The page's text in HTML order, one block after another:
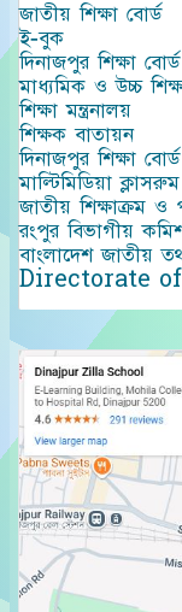
জাতীয় শিক্ষা বোর্ড
ই-বুক
দিনাজপুর শিক্ষা
মাধ্যমিক ও উচ্চ
শিক্ষা মন্ত্রনালয়
শিক্ষক বাতায়ন
দিনাজপুর শিক্ষা বোর্ড
মাল্টিমিডিয়া
জাতীয় শিক্ষাক্রম ও
রংপুর বিভাগীয়
বাংলাদেশ জাতীয়
Directorate